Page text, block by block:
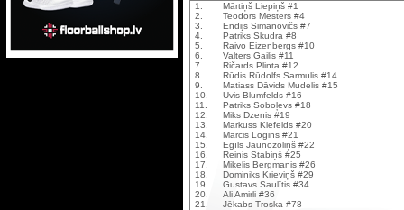
1.
Mārtiņš Liepiņš #1
2.
Teodors Mesters #4
3.
Endijs Simanovičs #7
4.
Patriks Skudra #8
5.
Raivo Eizenbergs #10
6.
Valters Gailis #11
7.
Ričards Plinta #12
8.
Rūdis Rūdolfs Sarmulis #14
9.
Matiass Dāvids Mudelis #15
10.
Uvis Blumfelds #16
11.
Patriks Soboļevs #18
12.
Miks Dzenis #19
13.
Markuss Klefelds #20
14.
Mārcis Logins #21
15.
Egīls Jaunozoliņš #22
16.
Reinis Stabiņš #25
17.
Miķelis Bergmanis #26
18.
Dominiks Krieviņš #29
19.
Gustavs Saulītis #34
20.
Ali Amirli #36
21.
Jēkabs Troska #78